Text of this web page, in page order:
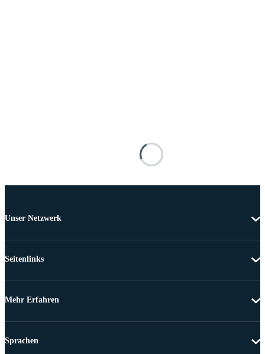
Unser Netzwerk
Seitenlinks
Mehr Erfahren
Sprachen